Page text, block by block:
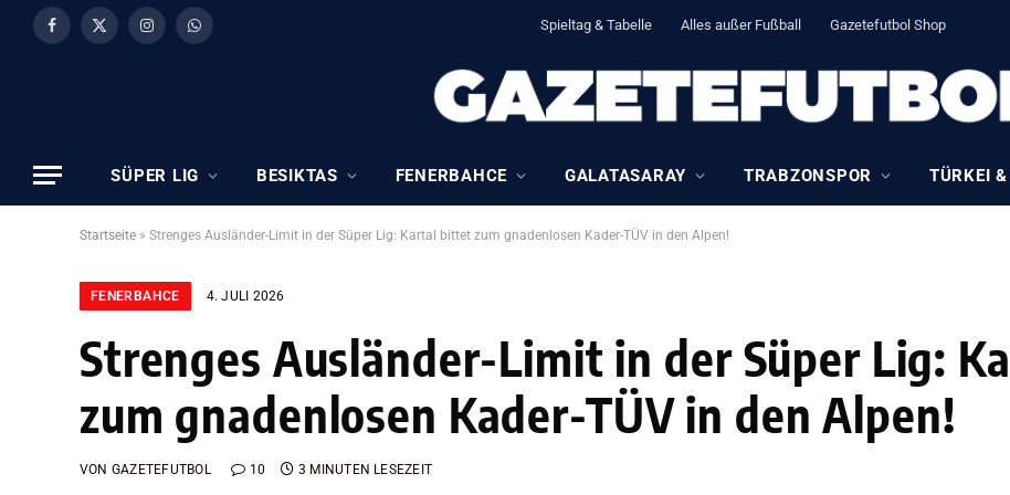
Facebook
X
InstagramWhatsApp Spieltag & Tabelle Alles außer Fußball Gazetefutbol Shop
SÜPER LIG BESIKTAS FENERBAHCE GALATASARAY TRABZONSPOR TÜRKEI
Startseite » Strenges Ausländer-Limit in der Süper Lig: Kartal bittet zum gnadenlosen Kader-TÜV in den Alpen!
FENERBAHCE 4. JULI 2026
Strenges Ausländer-Limit in der Süper Lig:
zum gnadenlosen Kader-TÜV in den Alpen!
VON GAZETEFUTBOL 10 3 MINUTEN LESEZEIT